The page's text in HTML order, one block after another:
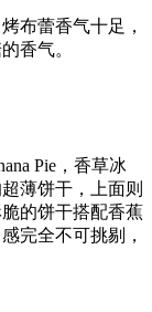
布蕾‬香气十足，
香气。
Pie‬，‪香草冰
薄饼干，上面则
的饼干搭配香蕉
完全不可挑剔，